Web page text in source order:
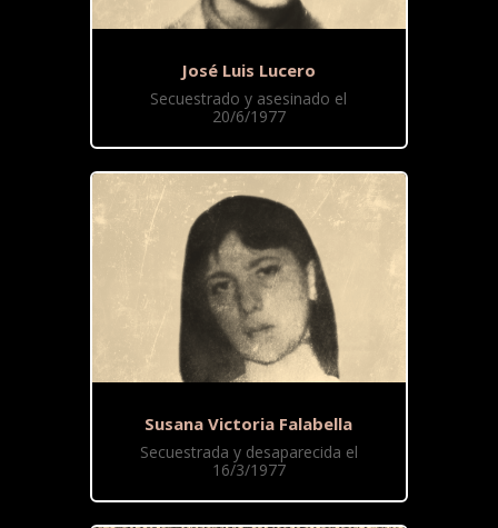
José Luis Lucero
Secuestrado y asesinado el
20/6/1977
Susana Victoria Falabella
Secuestrada y desaparecida el
16/3/1977